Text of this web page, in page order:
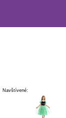
Navštívené: